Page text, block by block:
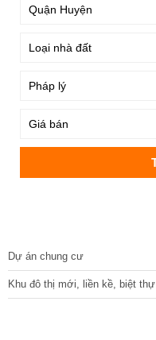
Dự án chung cư
Khu đô thị mới, liền kề, biệt thự